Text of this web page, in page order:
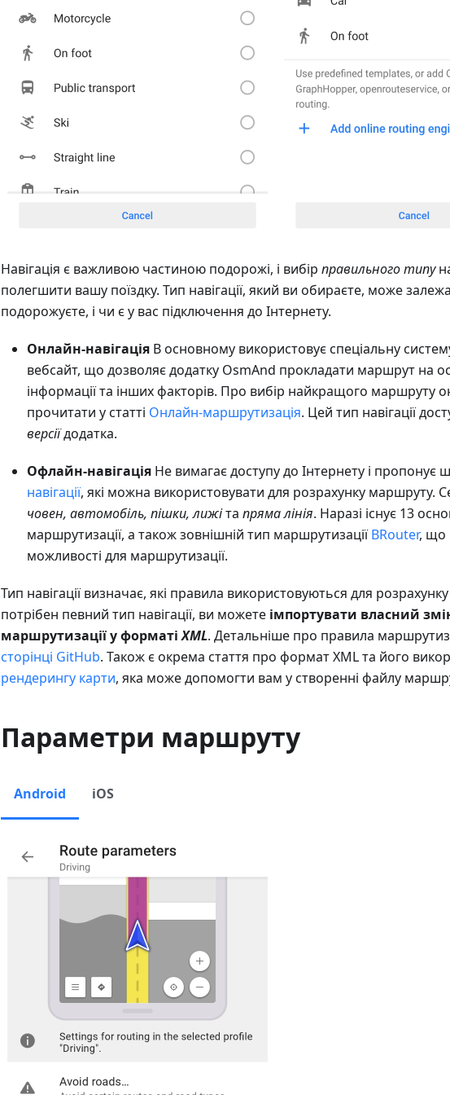
Навігація є важливою частиною подорожі, і вибір правильного типу
полегшити вашу поїздку. Тип навігації, який ви обираєте, може
подорожуєте, і чи є у вас підключення до Інтернету.
Онлайн-навігація В основному використовує спеціальну
вебсайт, що дозволяє додатку OsmAnd прокладати маршрут на
інформації та інших факторів. Про вибір найкращого маршруту
прочитати у статті Онлайн-маршрутизація. Цей тип навігації
версіїдодатка.
Офлайн-навігація Не вимагає доступу до Інтернету і пропонує
навігації, які можна використовувати для розрахунку маршруту.
човен, автомобіль, пішки, лижіта пряма лінія. Наразі існує 13
маршрутизації, а також зовнішній тип маршрутизаціїBRouter, що
можливості для маршрутизації.
Тип навігації визначає, які правила використовуються для
потрібен певний тип навігації, ви можете імпортувати власний
маршрутизації у форматіXML. Детальніше про правила
сторінці GitHub. Також є окрема стаття про формат XML та його
рендерингу карти, яка може допомогти вам у створенні файлу
Параметри маршруту
Android iOS